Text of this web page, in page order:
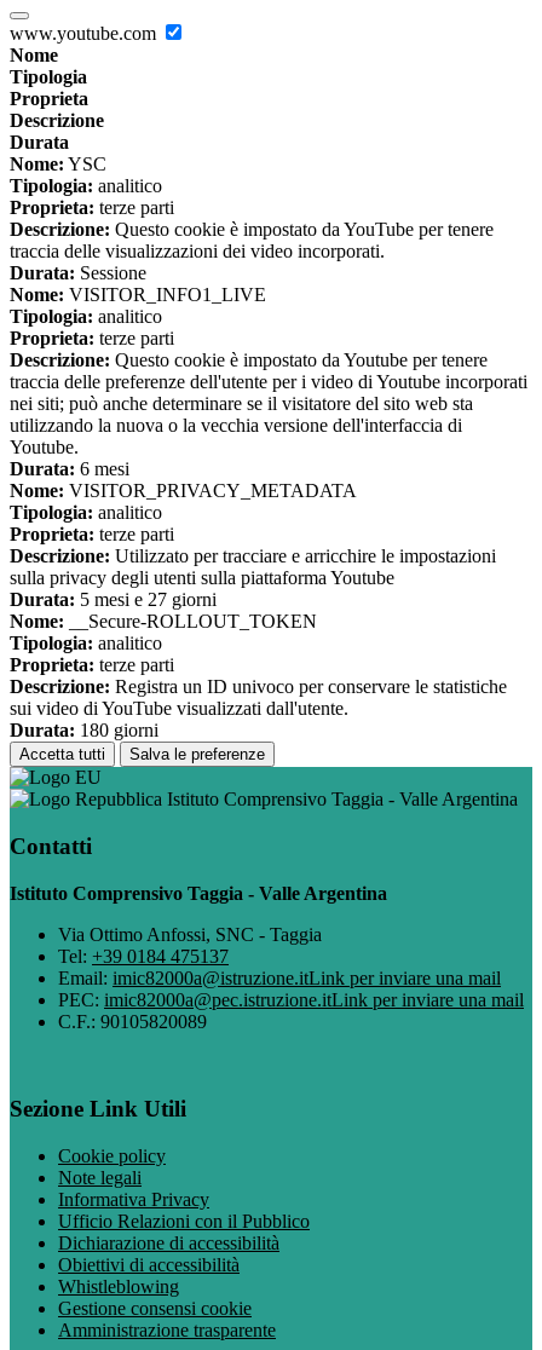
www.youtube.com
Nome
Tipologia
Proprieta
Descrizione
Durata
Nome: YSC
Tipologia: analitico
Proprieta: terze parti
Descrizione: Questo cookie è impostato da YouTube per tenere
traccia delle visualizzazioni dei video incorporati.
Durata: Sessione
Nome: VISITOR_INFO1_LIVE
Tipologia: analitico
Proprieta: terze parti
Descrizione: Questo cookie è impostato da Youtube per tenere
traccia delle preferenze dell'utente per i video di Youtube incorporati
nei siti; può anche determinare se il visitatore del sito web sta
utilizzando la nuova o la vecchia versione dell'interfaccia di
Youtube.
Durata: 6 mesi
Nome: VISITOR_PRIVACY_METADATA
Tipologia: analitico
Proprieta: terze parti
Descrizione: Utilizzato per tracciare e arricchire le impostazioni
sulla privacy degli utenti sulla piattaforma Youtube
Durata: 5 mesi e 27 giorni
Nome: __Secure-ROLLOUT_TOKEN
Tipologia: analitico
Proprieta: terze parti
Descrizione: Registra un ID univoco per conservare le statistiche
sui video di YouTube visualizzati dall'utente.
Durata: 180 giorni
Accetta tutti Salva le preferenze
Istituto Comprensivo Taggia - Valle Argentina
Contatti
Istituto Comprensivo Taggia - Valle Argentina
Via Ottimo Anfossi, SNC - Taggia
Tel: +39 0184 475137
Email: imic82000a@istruzione.itLink per inviare una mail
PEC: imic82000a@pec.istruzione.itLink per inviare una mail
C.F.: 90105820089
Sezione Link Utili
Cookie policy
Note legali
Informativa Privacy
Ufficio Relazioni con il Pubblico
Dichiarazione di accessibilità
Obiettivi di accessibilità
Whistleblowing
Gestione consensi cookie
Amministrazione trasparente